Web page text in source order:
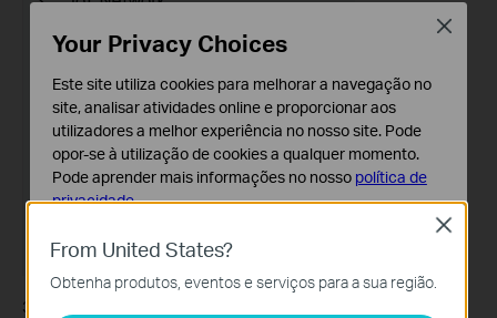
3. Toggle on the 2.4GHz IoT Network, then you can set the Wi-Fi
From United States?
Obtenha produtos, eventos e serviços para a sua região.
Close
Your Privacy Choices
Este site utiliza cookies para melhorar a navegação no
site, analisar atividades online e proporcionar aos
utilizadores a melhor experiência no nosso site. Pode
opor-se à utilização de cookies a qualquer momento.
Pode aprender mais informações no nosso política de
privacidade.
Cookies Básicos
Os cookies são necessários para o funcionamento do
website e não podem ser desativados nos seus
Close